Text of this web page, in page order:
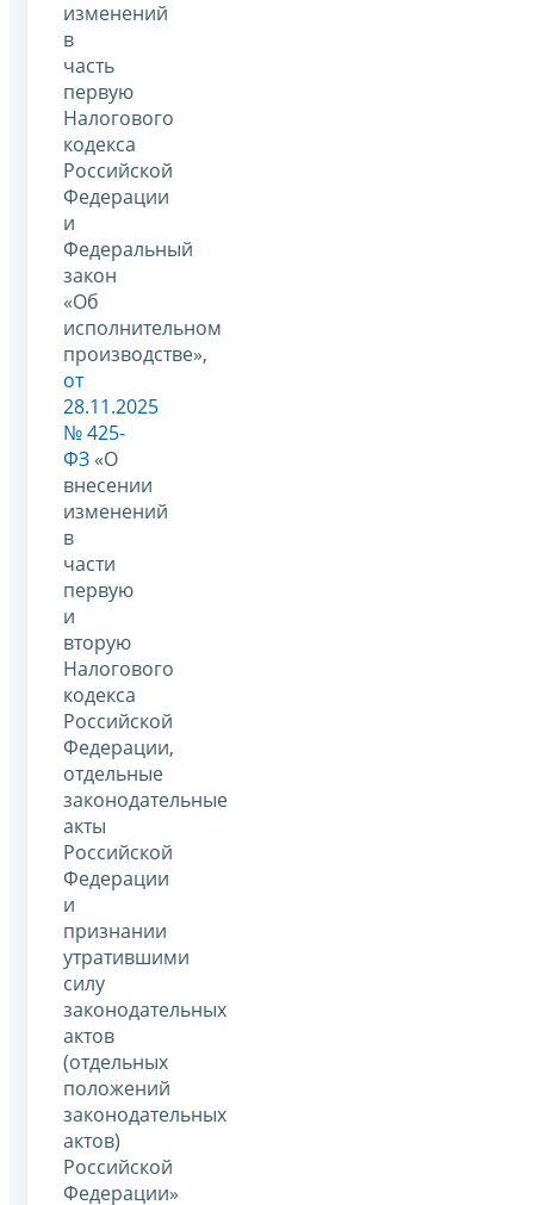
изменений
в
часть
первую
Налогового
кодекса
Российской
Федерации
и
Федеральный
закон
«Об
исполнительном
производстве»,
от
28.11.2025
№ 425-
ФЗ «О
внесении
изменений
в
части
первую
и
вторую
Налогового
кодекса
Российской
Федерации,
отдельные
законодательные
акты
Российской
Федерации
и
признании
утратившими
силу
законодательных
актов
(отдельных
положений
законодательных
актов)
Российской
Федерации»